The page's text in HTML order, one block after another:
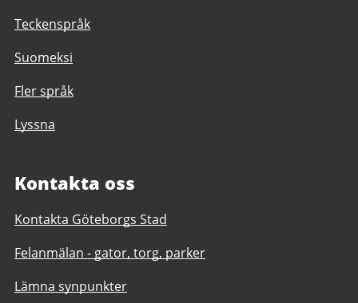
Teckenspråk
Suomeksi
Fler språk
Lyssna
Kontakta oss
Kontakta Göteborgs Stad
Felanmälan - gator, torg, parker
Lämna synpunkter